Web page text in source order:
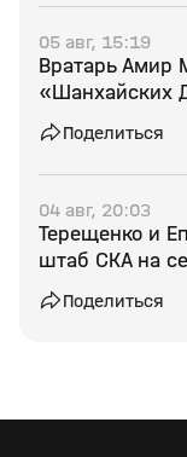
05 авг, 15:19
Вратарь Амир
«Шанхайских
Поделиться
04 авг, 20:03
Терещенко и
штаб СКА на
Поделиться